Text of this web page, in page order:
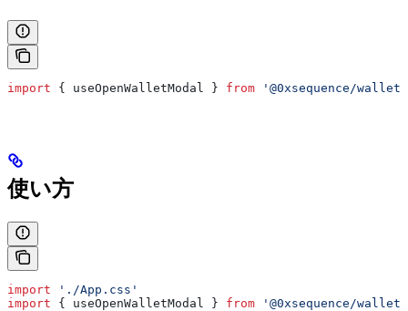
import { useOpenWalletModal } from '@0xsequence/
使い方
import './App.css'
import { useOpenWalletModal } from '@0xsequence/